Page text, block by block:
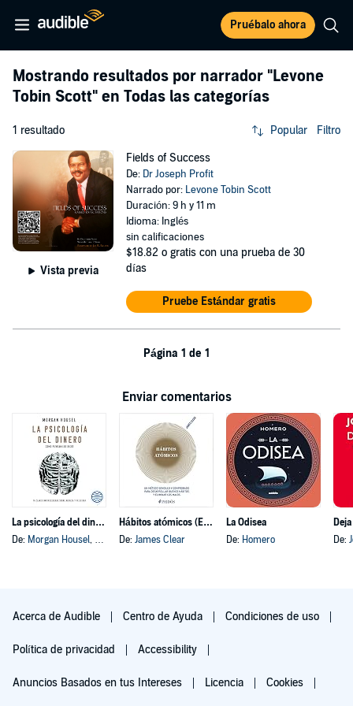
Pruébalo ahora
Mostrando resultados por narrador "Levone
Tobin Scott" en Todas las categorías
1 resultado Popular Filtro
Vista previa
Fields of Success
De: Dr Joseph Profit
Narrado por: Levone Tobin Scott
Duración: 9 h y 11 m
Idioma: Inglés
sin calificaciones
$18.82 o gratis con una prueba de 30
días
Pruebe Estándar gratis
Página 1 de 1
Enviar comentarios
La psicología del dinero
De: Morgan Housel, y otros
Hábitos atómicos (Español neutro)
De: James Clear
La Odisea
De: Homero
De:
Acerca de Audible Centro de Ayuda Condiciones de uso
Política de privacidad Accessibility
Anuncios Basados en tus Intereses Licencia Cookies